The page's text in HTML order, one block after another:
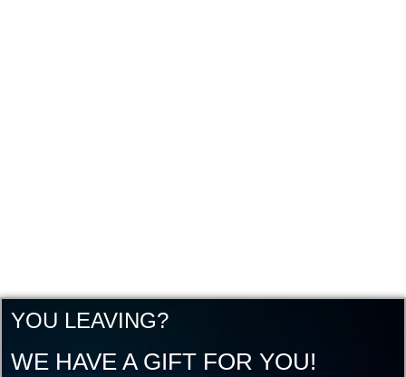
YOU LEAVING?
WE HAVE A GIFT FOR YOU!